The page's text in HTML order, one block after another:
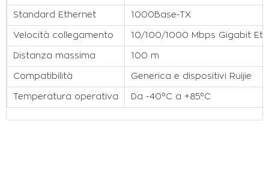
Standard Ethernet 1000Base-TX
Velocità collegamento 10/100/1000 Mbps Gigabit
Distanza massima 100 m
Compatibilità Generica e dispositivi Ruijie
Temperatura operativa Da -40°C a +85°C